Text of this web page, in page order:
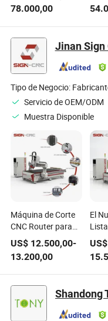
Prensado de
Juntas de Dedos de
Madera para Taller
78.000,00
de
60
de
Jinan Sign
Tipo de Negocio:
Servicio de OEM/ODM
Muestra Disponible
Máquina de Corte
CNC Router para
Grabado en
Madera con Motor
Sever para
Procesamiento de
Muebles Fábrica de
Señal Especial A4-
PRO
US$ 12.500,00-
13.200,00
El
Saw
de
US$